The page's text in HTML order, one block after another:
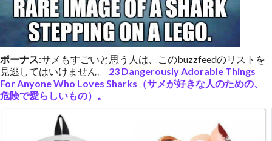
ボーナス:サメもすごいと思う人は、このbuzzfeedのリストを
見逃してはいけません。 23 Dangerously Adorable Things
For Anyone Who Loves Sharks（サメが好きな人のための、
危険で愛らしいもの）。